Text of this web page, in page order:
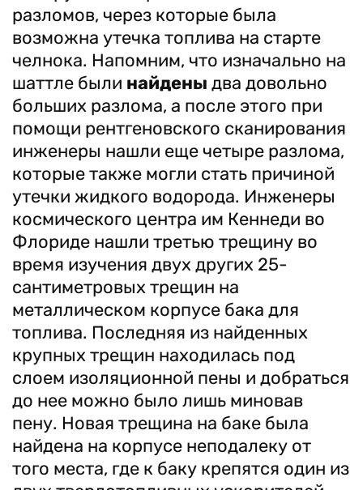
разломов, через которые была
возможна утечка топлива на старте
челнока. Напомним, что изначально на
шаттле были найдены два довольно
больших разлома, а после этого при
помощи рентгеновского сканирования
инженеры нашли еще четыре разлома,
которые также могли стать причиной
утечки жидкого водорода. Инженеры
космического центра им Кеннеди во
Флориде нашли третью трещину во
время изучения двух других 25-
сантиметровых трещин на
металлическом корпусе бака для
топлива. Последняя из найденных
крупных трещин находилась под
слоем изоляционной пены и добраться
до нее можно было лишь миновав
пену. Новая трещина на баке была
найдена на корпусе неподалеку от
того места, где к баку крепятся один из